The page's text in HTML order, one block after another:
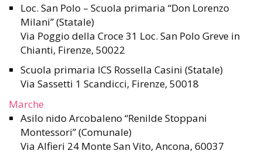
Loc. San Polo – Scuola primaria “Don Lorenzo
Milani” (Statale)
Via Poggio della Croce 31 Loc. San Polo Greve in
Chianti, Firenze, 50022
Scuola primaria ICS Rossella Casini (Statale)
Via Sassetti 1 Scandicci, Firenze, 50018
Marche
Asilo nido Arcobaleno “Renilde Stoppani
Montessori” (Comunale)
Via Alfieri 24 Monte San Vito, Ancona, 60037